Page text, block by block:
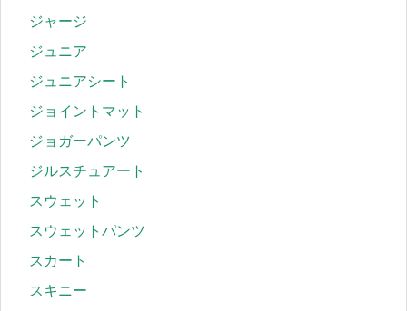
ジャージ
ジュニア
ジュニアシート
ジョイントマット
ジョガーパンツ
ジルスチュアート
スウェット
スウェットパンツ
スカート
スキニー